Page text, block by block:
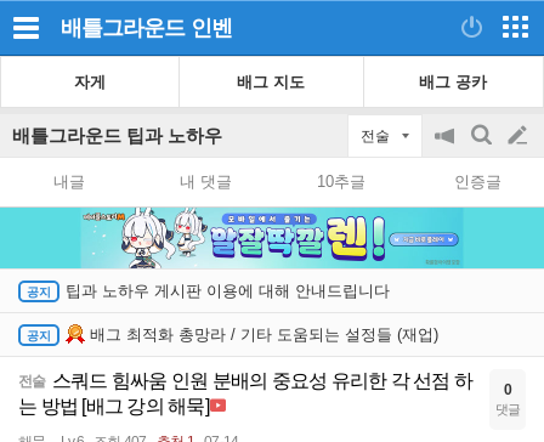
배틀그라운드 인벤
자게 배그 지도 배그 공카
배틀그라운드 팁과 노하우 전술
공
on/off
검
색
글
쓰
내글 내 댓글 10추글 인증글
팁과 노하우 게시판 이용에 대해 안내드립니다
배그 최적화 총망라 / 기타 도움되는 설정들 (재업)
전술 스쿼드 힘싸움 인원 분배의 중요성 유리한 각 선점 하
는 방법 [배그 강의 해묵]
0
댓글